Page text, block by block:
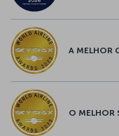
A MELHOR
O MELHOR